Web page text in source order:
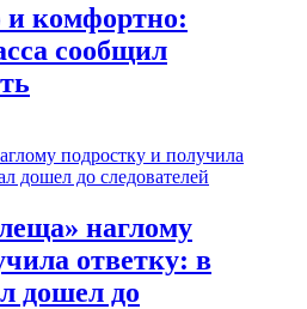
и комфортно:
сообщил
наглому
ответку: в
дошел до